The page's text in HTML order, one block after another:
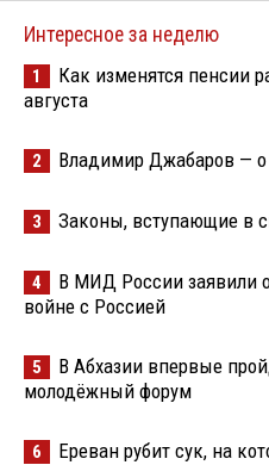
Интересное за неделю
1
Как изменятся пенсии
августа
2 Владимир Джабаров —
3 Законы, вступающие в
4
В МИД России заявили
войне с Россией
5
В Абхазии впервые
молодёжный форум
6 Ереван рубит сук, на